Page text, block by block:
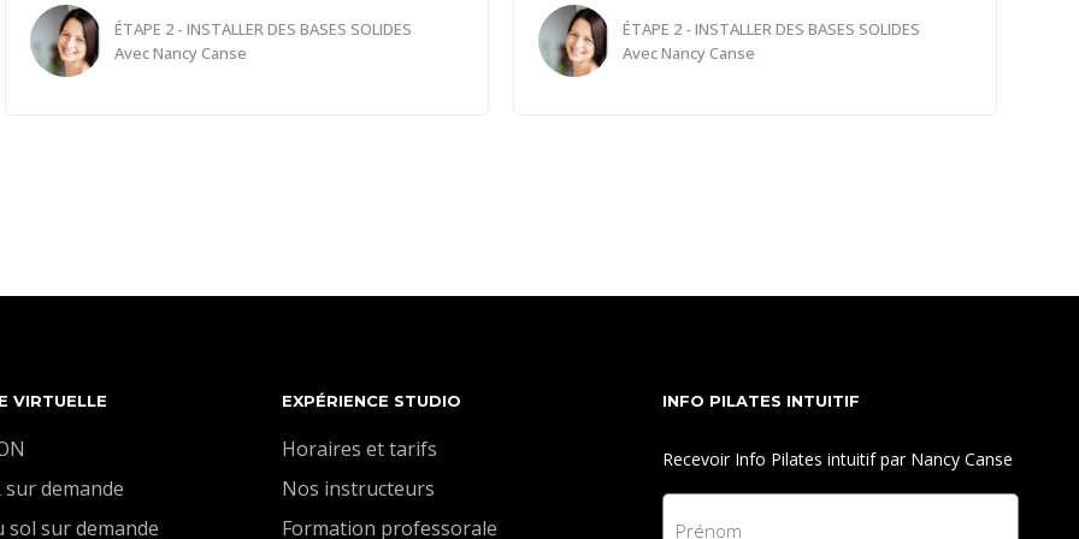
ÉTAPE 2 - INSTALLER DES BASES SOLIDES
AvecNancy Canse
zones cruciales de votre corps.
votre santé, ces exercices sont accessibles à tous
Rejoignez-nous pour découvrir comment prendre
et débloquer tout leur potentiel de mobilité.
ÉTAPE 2 - INSTALLER DES BASES SOLIDES
AvecNancy Canse
faisons. Comme le dicton le dit si bien, "la souplesse
névralgique de notre être, abritant la précieuse
moelle épinière qui transmet les signaux vitaux
entre notre cerveau et le reste de notre corps. De
sa santé et de sa mobilité dépendent notre agilité,
VIRTUELLE
sur demande
sol sur demande
EXPÉRIENCE STUDIO
Horaires et tarifs
Nos instructeurs
Formation professorale
INFO PILATES INTUITIF
Recevoir Info Pilates intuitif par Nancy Canse